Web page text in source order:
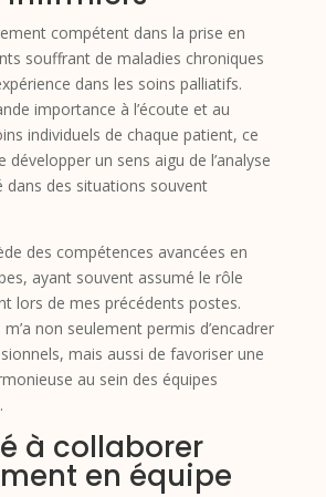
compétent dans la prise en
souffrant de maladies chroniques
dans les soins palliatifs.
importance à l’écoute et au
individuels de chaque patient, ce
développer un sens aigu de l’analyse
dans des situations souvent
des compétences avancées en
ayant souvent assumé le rôle
lors de mes précédents postes.
non seulement permis d’encadrer
mais aussi de favoriser une
au sein des équipes
à collaborer
en équipe